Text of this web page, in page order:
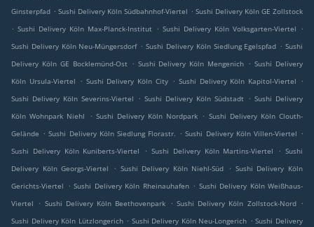
Ginsterpfad . Sushi Delivery Köln Südbahnhof-Viertel . Sushi Delivery Köln GE Zollstock
. Sushi Delivery Köln Max-Planck-Institut . Sushi Delivery Köln Volksgarten-Viertel
.
Sushi Delivery Köln Neu-Müngersdorf . Sushi Delivery Köln Siedlung Egelspfad . Sushi
Delivery Köln GE Bocklemünd-Ost . Sushi Delivery Köln Mengenich . Sushi Delivery
Köln Ursula-Viertel
. Sushi Delivery Köln City . Sushi Delivery Köln Kapitol-Viertel
.
Sushi Delivery Köln Severins-Viertel
. Sushi Delivery Köln Südstadt . Sushi Delivery
Köln Wohnpark Niehl
. Sushi Delivery Köln Nordpark . Sushi Delivery Köln Clouth-
Gelände . Sushi Delivery Köln Siedlung Florastr. . Sushi Delivery Köln Villen-Viertel .
Sushi Delivery Köln Kuniberts-Viertel
. Sushi Delivery Köln Martins-Viertel . Sushi
Delivery Köln Georgs-Viertel
. Sushi Delivery Köln Niehl-Süd . Sushi Delivery Köln
Gerichts-Viertel
. Sushi Delivery Köln Rheinauhafen . Sushi Delivery Köln Weißhaus-
Viertel
. Sushi Delivery Köln Beethovenpark . Sushi Delivery Köln Zollstock-Nord .
Sushi Delivery Köln Lützlongerich . Sushi Delivery Köln Neu-Longerich . Sushi Delivery